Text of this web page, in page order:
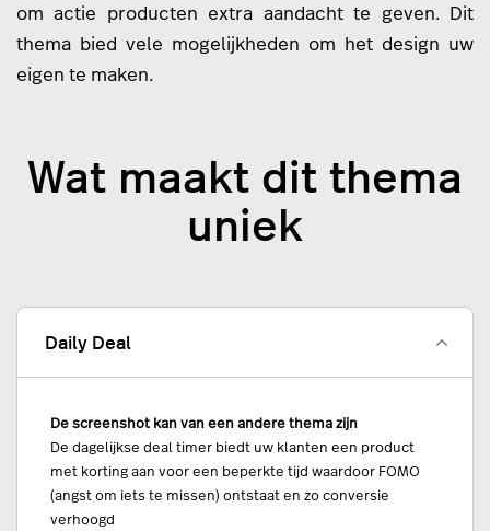
om actie producten extra aandacht te geven. Dit
thema bied vele mogelijkheden om het design uw
eigen te maken.
Wat maakt dit thema
uniek
Daily Deal
De screenshot kan van een andere thema zijn
De dagelijkse deal timer biedt uw klanten een product
met korting aan voor een beperkte tijd waardoor FOMO
(angst om iets te missen) ontstaat en zo conversie
verhoogd